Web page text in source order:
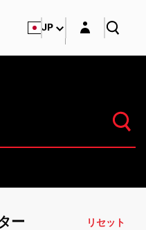
JP Login layer
ー リセット